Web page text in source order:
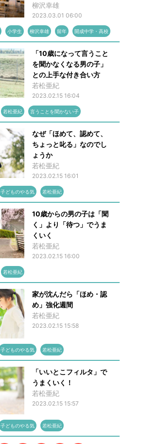
柳沢幸雄
2023.03.01 06:00
小学生 柳沢幸雄 留年 開成中学・高校
「10歳になって言うこと
を聞かなくなる男の子」
との上手な付き合い方
若松亜紀
2023.02.15 16:04
若松亜紀 言うことを聞かない子
なぜ「ほめて、認めて、
ちょっと叱る」なのでし
ょうか
若松亜紀
2023.02.15 16:01
子どものやる気 若松亜紀
10歳からの男の子は「聞
く」より「待つ」でうま
くいく
若松亜紀
2023.02.15 16:00
若松亜紀
家が沈んだら「ほめ・認
め」強化週間
若松亜紀
2023.02.15 15:58
子どものやる気 若松亜紀
「いいとこフィルタ」で
うまくいく！
若松亜紀
2023.02.15 15:57
子どものやる気 若松亜紀